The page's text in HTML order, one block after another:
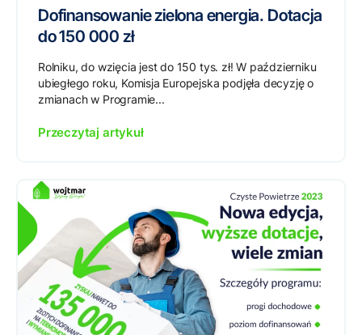
Dofinansowanie zielona energia. Dotacja
do 150 000 zł
Rolniku, do wzięcia jest do 150 tys. zł! W październiku
ubiegłego roku, Komisja Europejska podjęła decyzję o
zmianach w Programie...
Przeczytaj artykuł